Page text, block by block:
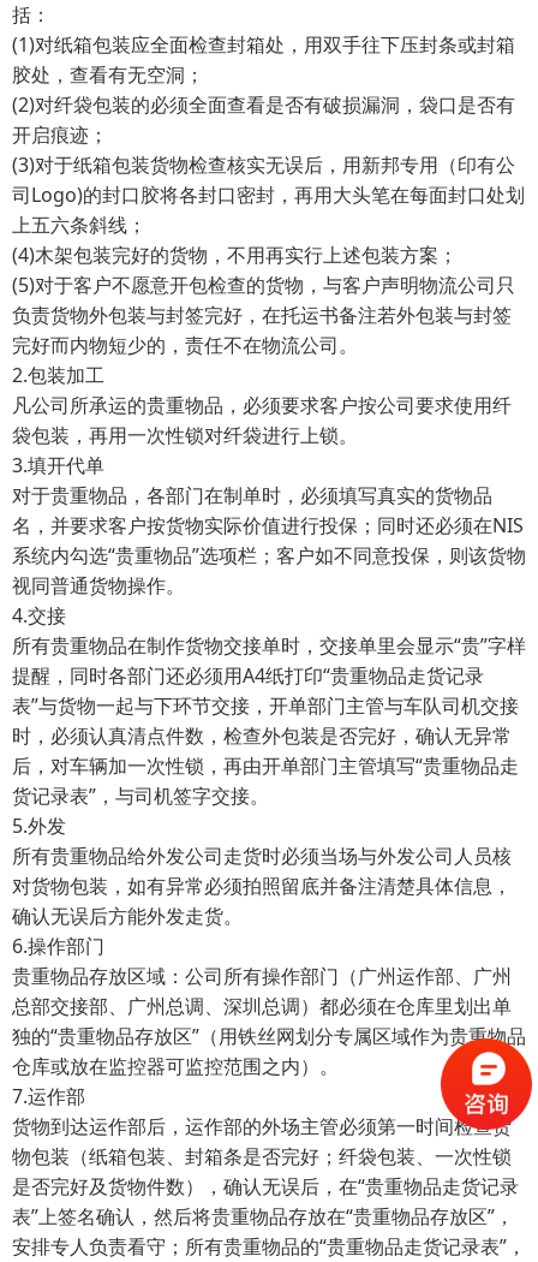
括：
(1)对纸箱包装应全面检查封箱处，用双手往下压封条或封箱
胶处，查看有无空洞；
(2)对纤袋包装的必须全面查看是否有破损漏洞，袋口是否有
开启痕迹；
(3)对于纸箱包装货物检查核实无误后，用新邦专用（印有公
司Logo)的封口胶将各封口密封，再用大头笔在每面封口处划
上五六条斜线；
(4)木架包装完好的货物，不用再实行上述包装方案；
(5)对于客户不愿意开包检查的货物，与客户声明物流公司只
负责货物外包装与封签完好，在托运书备注若外包装与封签
完好而内物短少的，责任不在物流公司。
2.包装加工
凡公司所承运的贵重物品，必须要求客户按公司要求使用纤
袋包装，再用一次性锁对纤袋进行上锁。
3.填开代单
对于贵重物品，各部门在制单时，必须填写真实的货物品
名，并要求客户按货物实际价值进行投保；同时还必须在NIS
系统内勾选“贵重物品”选项栏；客户如不同意投保，则该货物
视同普通货物操作。
4.交接
所有贵重物品在制作货物交接单时，交接单里会显示“贵”字样
提醒，同时各部门还必须用A4纸打印“贵重物品走货记录
表”与货物一起与下环节交接，开单部门主管与车队司机交接
时，必须认真清点件数，检查外包装是否完好，确认无异常
后，对车辆加一次性锁，再由开单部门主管填写“贵重物品走
货记录表”，与司机签字交接。
5.外发
所有贵重物品给外发公司走货时必须当场与外发公司人员核
对货物包装，如有异常必须拍照留底并备注清楚具体信息，
确认无误后方能外发走货。
6.操作部门
贵重物品存放区域：公司所有操作部门（广州运作部、广州
总部交接部、广州总调、深圳总调）都必须在仓库里划出单
独的“贵重物品存放区”（用铁丝网划分专属区域作为贵重物品
仓库或放在监控器可监控范围之内）。
7.运作部
货物到达运作部后，运作部的外场主管必须第一时间检查货
物包装（纸箱包装、封箱条是否完好；纤袋包装、一次性锁
是否完好及货物件数），确认无误后，在“贵重物品走货记录
表”上签名确认，然后将贵重物品存放在“贵重物品存放区”，
安排专人负责看守；所有贵重物品的“贵重物品走货记录表”，